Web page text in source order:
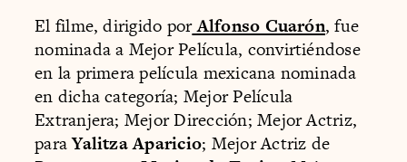
El filme, dirigido porAlfonso Cuarón, fue
nominada a Mejor Película, convirtiéndose
en la primera película mexicana nominada
en dicha categoría; Mejor Película
Extranjera; Mejor Dirección; Mejor Actriz,
paraYalitza Aparicio; Mejor Actriz de